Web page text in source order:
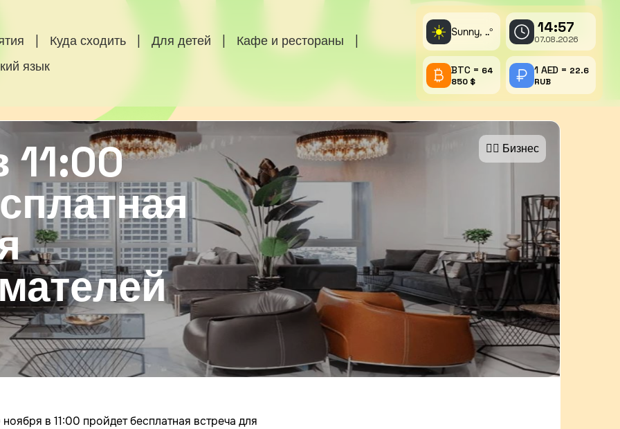
Куда сходить Для детей Кафе и рестораны
язык
☀️ Sunny, ..° 14:57
07.08.2026
BTC = 64
850 $
1 AED = 22.6
RUB
11:00 🤵‍♂️ Бизнес
ноября в 11:00 пройдет бесплатная встреча для